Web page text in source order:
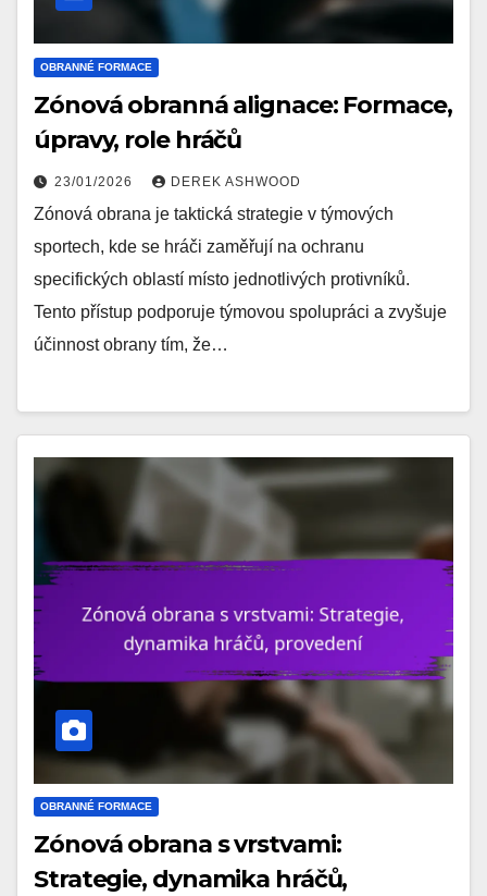
OBRANNÉ FORMACE
Zónová obranná alignace: Formace,
úpravy, role hráčů
23/01/2026 DEREK ASHWOOD
Zónová obrana je taktická strategie v týmových
sportech, kde se hráči zaměřují na ochranu
specifických oblastí místo jednotlivých protivníků.
Tento přístup podporuje týmovou spolupráci a zvyšuje
účinnost obrany tím, že…
OBRANNÉ FORMACE
Zónová obrana s vrstvami:
Strategie, dynamika hráčů,